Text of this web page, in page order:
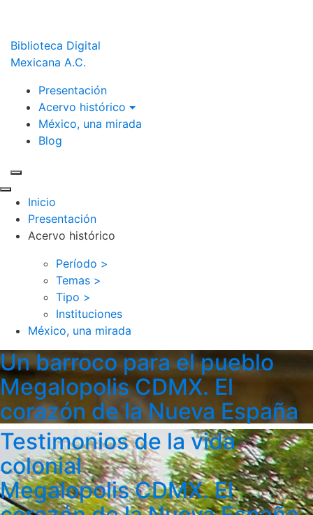
Biblioteca Digital
Mexicana A.C.
Presentación
Acervo histórico
México, una mirada
Blog
Inicio
Presentación
Acervo histórico
Período >
Temas >
Tipo >
Instituciones
México, una mirada
Un barroco para el pueblo
Megalopolis CDMX. El
corazón de la Nueva España
Testimonios de la vida
colonial
Megalopolis CDMX. El